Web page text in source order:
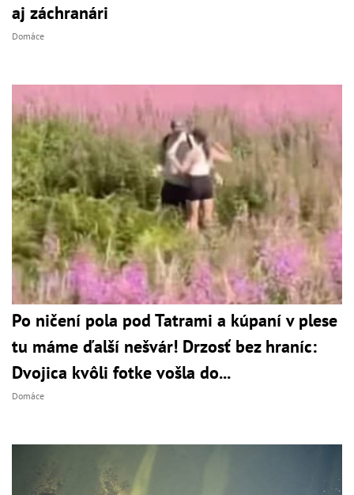
aj záchranári
Domáce
Po ničení pola pod Tatrami a kúpaní v plese
tu máme ďalší nešvár! Drzosť bez hraníc:
Dvojica kvôli fotke vošla do...
Domáce